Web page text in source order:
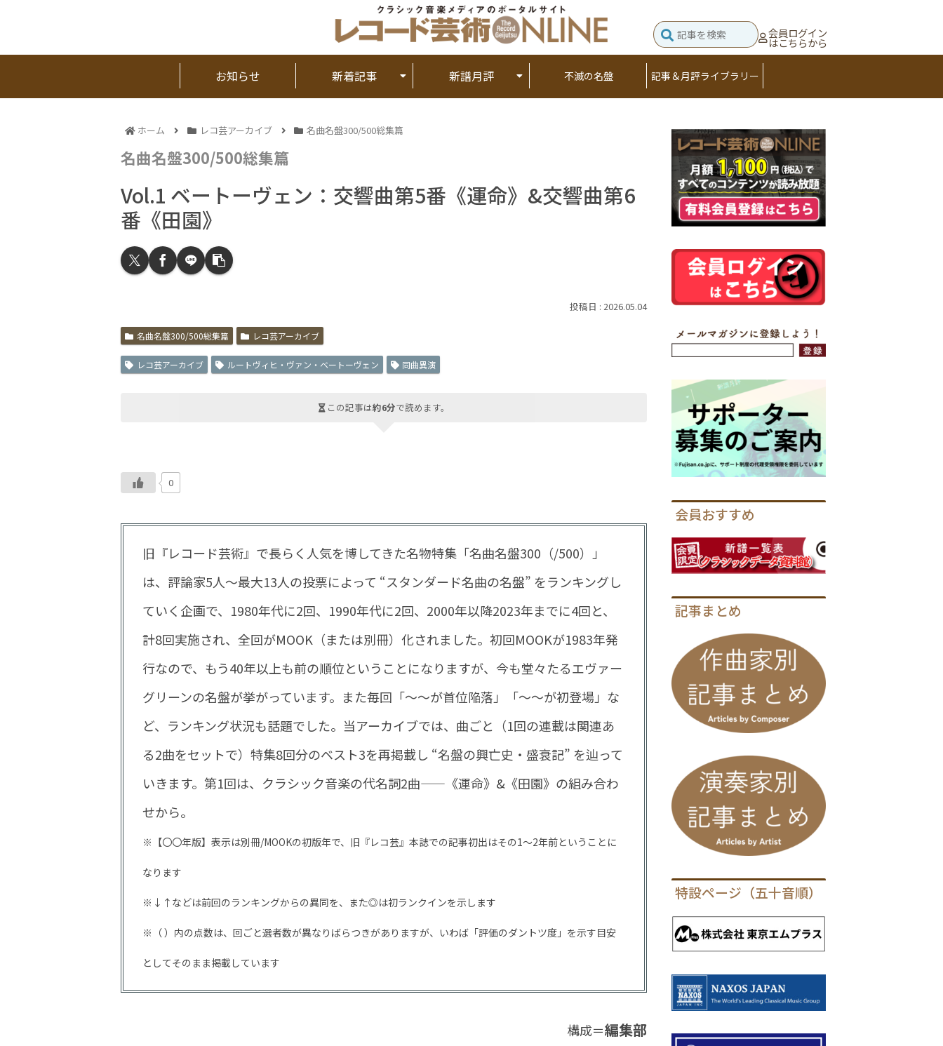
会員ログイン
はこちらから
お知らせ 新着記事 新譜月評 不滅の名盤 記事＆月評ライブラリー
ホーム レコ芸アーカイブ 名曲名盤300/500総集篇
名曲名盤300/500総集篇
Vol.1 ベートーヴェン：交響曲第5番《運命》&交響曲第6
番《田園》
2026.05.04
名曲名盤300/500総集篇 レコ芸アーカイブ
レコ芸アーカイブ ルートヴィヒ・ヴァン・ベートーヴェン 同曲異演
この記事は約6分で読めます。
0
旧『レコード芸術』で長らく人気を博してきた名物特集「名曲名盤300（/500）」
は、評論家5人～最大13人の投票によって “スタンダード名曲の名盤” をランキングし
ていく企画で、1980年代に2回、1990年代に2回、2000年以降2023年までに4回と、
計8回実施され、全回がMOOK（または別冊）化されました。初回MOOKが1983年発
行なので、もう40年以上も前の順位ということになりますが、今も堂々たるエヴァー
グリーンの名盤が挙がっています。また毎回「～～が首位陥落」「～～が初登場」な
ど、ランキング状況も話題でした。当アーカイブでは、曲ごと（1回の連載は関連あ
る2曲をセットで）特集8回分のベスト3を再掲載し “名盤の興亡史・盛衰記” を辿って
いきます。第1回は、クラシック音楽の代名詞2曲——《運命》&《田園》の組み合わ
せから。
※【〇〇年版】表示は別冊/MOOKの初版年で、旧『レコ芸』本誌での記事初出はその1～2年前ということに
なります
※↓↑などは前回のランキングからの異同を、また◎は初ランクインを示します
※（ ）内の点数は、回ごと選者数が異なりばらつきがありますが、いわば「評価のダントツ度」を示す目安
としてそのまま掲載しています
構成＝編集部
会員おすすめ
記事まとめ
特設ページ（五十音順）